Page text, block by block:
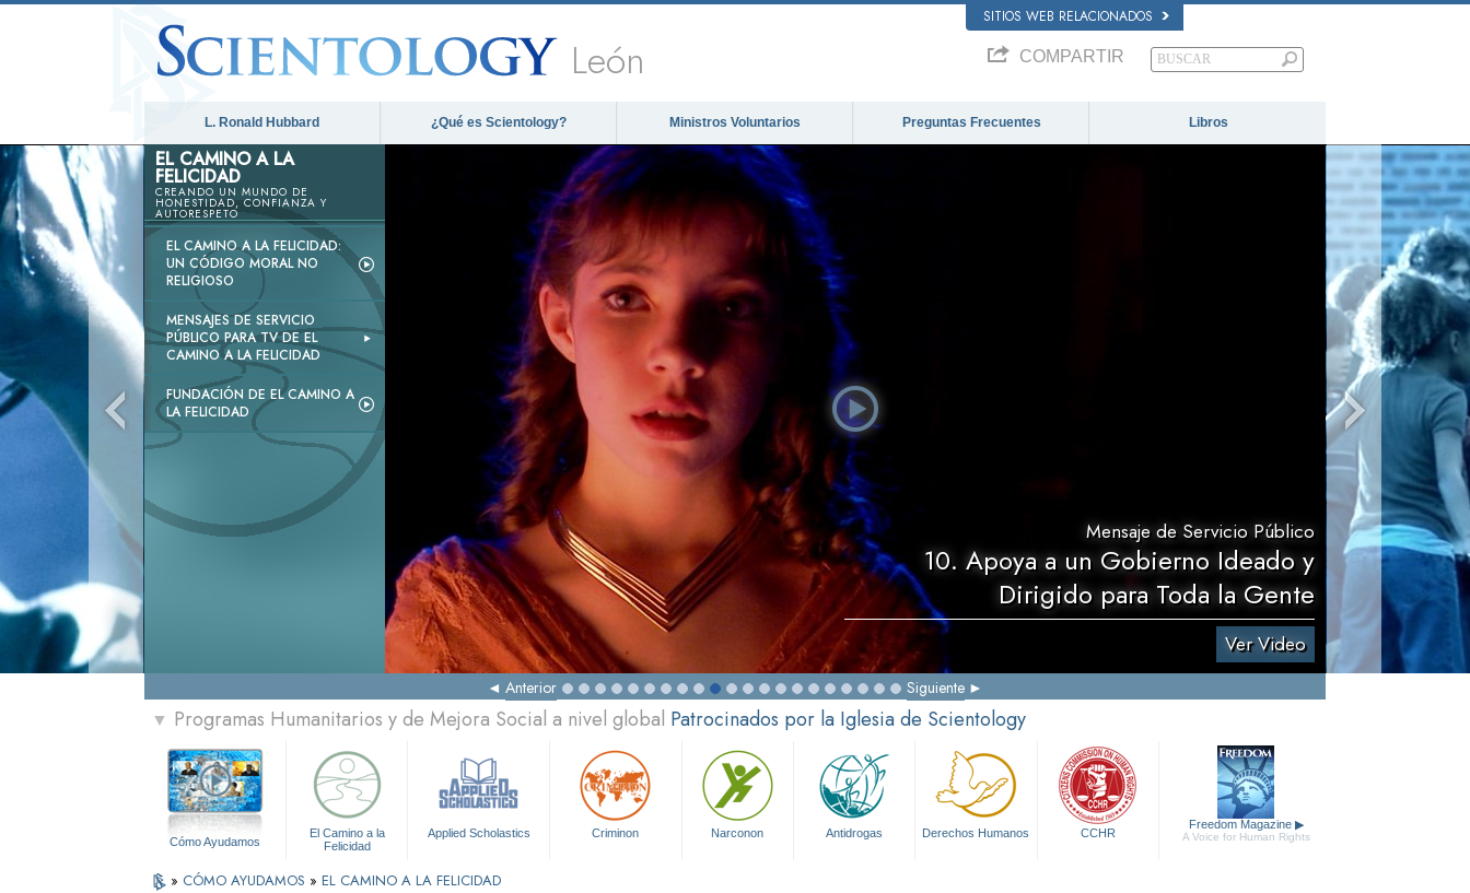
SITIOS WEB RELACIONADOS
León COMPARTIR
L. Ronald Hubbard ¿Qué es Scientology? Ministros Voluntarios Preguntas Frecuentes Libros
EL CAMINO A LA
FELICIDAD
CREANDO UN MUNDO DE
HONESTIDAD, CONFIANZA Y
AUTORESPETO
EL CAMINO A LA FELICIDAD:
UN CÓDIGO MORAL NO
RELIGIOSO
MENSAJES DE SERVICIO
PÚBLICO PARA TV DE EL
CAMINO A LA FELICIDAD
FUNDACIÓN DE EL CAMINO A
LA FELICIDAD
Mensaje de Servicio Público
10. Apoya a un Gobierno Ideado y
Dirigido para Toda la Gente
Ver Video
Anterior Siguiente
▼ Programas Humanitarios y de Mejora Social a nivel global Patrocinados por la Iglesia de Scientology
Cómo Ayudamos
El Camino a la
Felicidad
Applied Scholastics Criminon Narconon Antidrogas Derechos Humanos CCHR
Freedom Magazine ▶
A Voice for Human Rights
» CÓMO AYUDAMOS » EL CAMINO A LA FELICIDAD